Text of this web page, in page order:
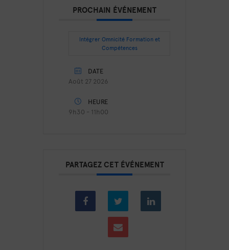
PROCHAIN ÉVÉNEMENT
Intégrer Omnicité Formation et
Compétences
DATE
Août 27 2026
HEURE
9h30 - 11h00
PARTAGEZ CET ÉVÉNEMENT